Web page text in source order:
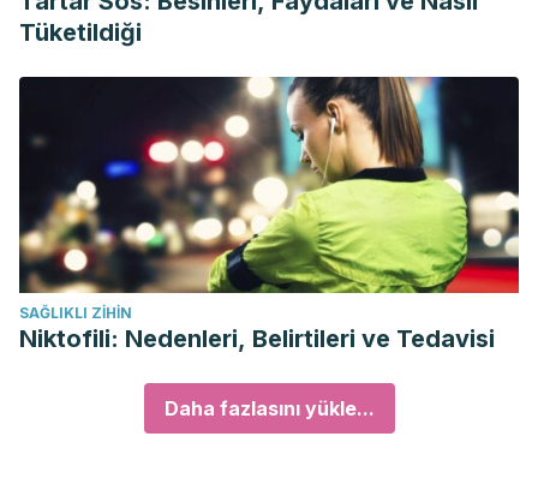
Tüketildiği
SAĞLIKLI ZIHIN
Niktofili: Nedenleri, Belirtileri ve Tedavisi
Daha fazlasını yükle...